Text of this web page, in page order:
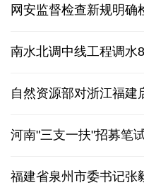
网安监督检查新规明
南水北调中线工程调水
自然资源部对浙江福
河南"三支一扶"招募笔
福建省泉州市委书记张